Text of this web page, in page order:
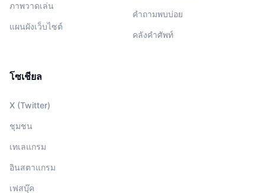
ภาพวาดเล่น
แผนผังเว็บไซต์
คำถามพบบ่อย
คลังคำศัพท์
โซเชียล
X (Twitter)
ชุมชน
เทเลแกรม
อินสตาแกรม
เฟสบุ๊ค